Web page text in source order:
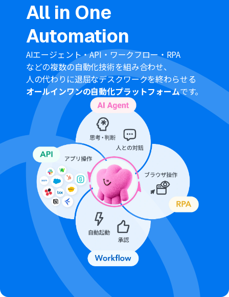
たいチャンネルをチャンネルIDで指定してください。
Box、DiscordのそれぞれとYoomを連携してください。
OCRまたは音声を文字起こしするAIオペレーションはチ
ームプラン・サクセスプランでのみご利用いただける機能
となっております。フリープラン・ミニプランの場合は設
定しているフローボットのオペレーションはエラーとな
りますので、ご注意ください。
チームプランやサクセスプランなどの有料プランは、2週
間の無料トライアルを行うことが可能です。無料トライア
ル中には制限対象のアプリやAI機能（オペレーション）を
使用することができます。
All in One
Automation
AIエージェント・API・ワークフロー・RPA
などの複数の自動化技術を組み合わせ、
人の代わりに退屈なデスクワークを終わらせる
オールインワンの自動化プラットフォームです。